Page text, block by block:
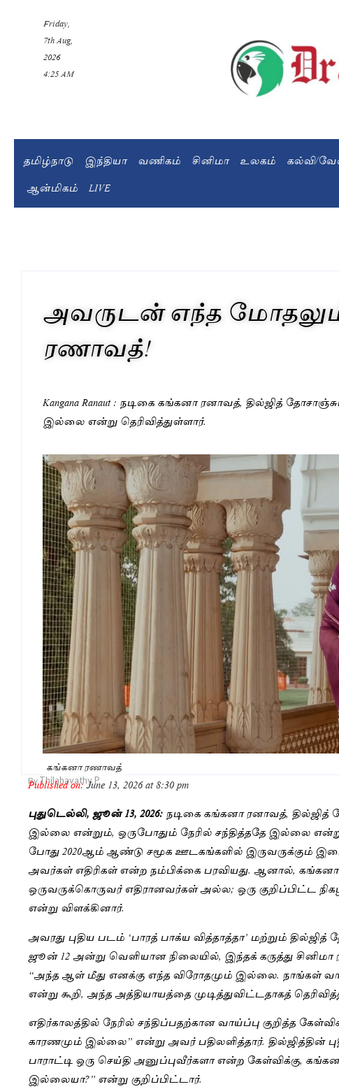
Friday,
7th Aug,
2026
4:25 AM
தமிழ்நாடு இந்தியா வணிகம் சினிமா உலகம் கல்வி/
ஆன்மிகம்
LIVE
அவருடன் எந்த
ரணாவத்!
Kangana Ranaut : நடிகை கங்கனா ரனாவத், தில்ஜித்
இல்லை என்று தெரிவித்துள்ளார்.
கங்கனா ரணாவத்
By Thilahavathy P
Published on:June 13, 2026 at 8:30 pm
புதுடெல்லி, ஜூன் 13, 2026: நடிகை கங்கனா ரனாவத்,
இல்லை என்றும், ஒருபோதும் நேரில் சந்தித்ததே இல்லை
போது 2020ஆம் ஆண்டு சமூக ஊடகங்களில் இருவருக்கும்
அவர்கள் எதிரிகள் என்ற நம்பிக்கை பரவியது. ஆனால், கங்கனா
ஒருவருக்கொருவர் எதிரானவர்கள் அல்ல; ஒரு குறிப்பிட்ட
என்று விளக்கினார்.
அவரது புதிய படம் ‘பாரத் பாக்ய வித்தாத்தா’ மற்றும்
ஜூன் 12 அன்று வெளியான நிலையில், இந்தக் கருத்து
“அந்த ஆள் மீது எனக்கு எந்த விரோதமும் இல்லை. நாங்கள்
என்று கூறி, அந்த அத்தியாயத்தை முடித்துவிட்டதாகத்
எதிர்காலத்தில் நேரில் சந்திப்பதற்கான வாய்ப்பு குறித்த
காரணமும் இல்லை” என்று அவர் பதிலளித்தார். தில்ஜித்தின்
பாராட்டி ஒரு செய்தி அனுப்புவீர்களா என்ற கேள்விக்கு,
இல்லையா?” என்று குறிப்பிட்டார்.